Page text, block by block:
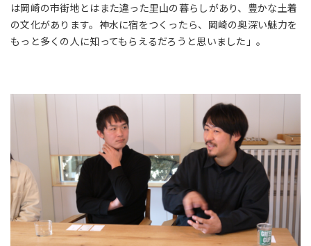
は岡崎の市街地とはまた違った里山の暮らしがあり、豊かな土着
の文化があります。神水に宿をつくったら、岡崎の奥深い魅力を
もっと多くの人に知ってもらえるだろうと思いました」。